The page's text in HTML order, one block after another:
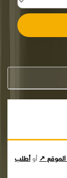
↗ أوأطلب